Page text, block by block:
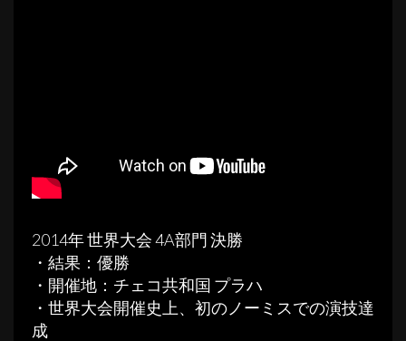
2014年 世界大会 4A部門 決勝
・結果：優勝
・開催地：チェコ共和国 プラハ
・世界大会開催史上、初のノーミスでの演技達
成